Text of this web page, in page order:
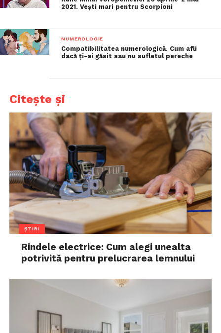
2021. Vești mari pentru Scorpioni
NUMEROLOGIE
Compatibilitatea numerologică. Cum afli
dacă ți-ai găsit sau nu sufletul pereche
Citește și
ȘTIRI
Rindele electrice: Cum alegi unealta
potrivită pentru prelucrarea lemnului